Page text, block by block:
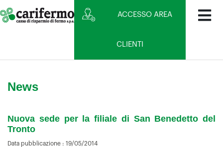
ACCESSO AREA
CLIENTI
News
Nuova sede per la filiale di San Benedetto del
Tronto
Data pubblicazione : 19/05/2014